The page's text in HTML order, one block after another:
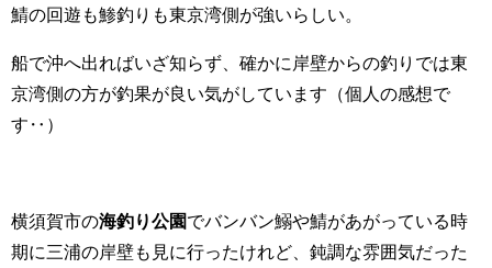
鯖の回遊も鯵釣りも東京湾側が強いらしい。
船で沖へ出ればいざ知らず、確かに岸壁からの釣りでは東
京湾側の方が釣果が良い気がしています（個人の感想で
す‥）
横須賀市の海釣り公園でバンバン鰯や鯖があがっている時
期に三浦の岸壁も見に行ったけれど、鈍調な雰囲気だった